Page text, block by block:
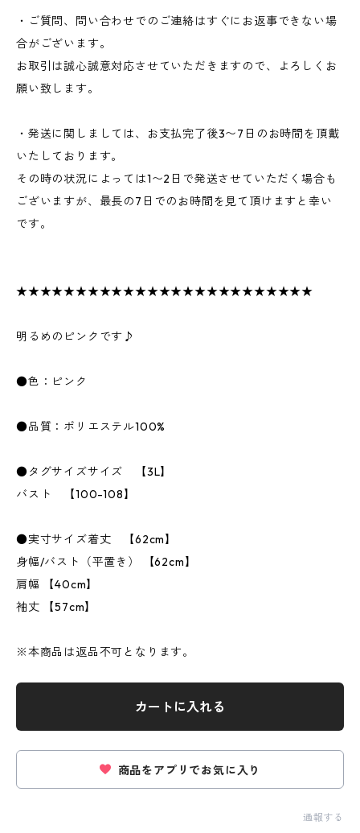
・ご質問、問い合わせでのご連絡はすぐにお返事できない場
合がございます。
お取引は誠心誠意対応させていただきますので、よろしくお
願い致します。
・発送に関しましては、お支払完了後3〜7日のお時間を頂戴
いたしております。
その時の状況によっては1〜2日で発送させていただく場合も
ございますが、最長の7日でのお時間を見て頂けますと幸い
です。
★★★★★★★★★★★★★★★★★★★★★★★★★
明るめのピンクです♪
●色：ピンク
●品質：ポリエステル100%
●タグサイズサイズ 【3L】
バスト 【100-108】
●実寸サイズ着丈 【62cm】
身幅/バスト（平置き） 【62cm】
肩幅 【40cm】
袖丈 【57cm】
※本商品は返品不可となります。
カートに入れる
商品をアプリでお気に入り
通報する